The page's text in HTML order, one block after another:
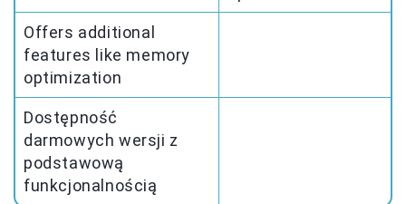
Offers additional
features like memory
optimization
Dostępność
darmowych wersji z
podstawową
funkcjonalnością